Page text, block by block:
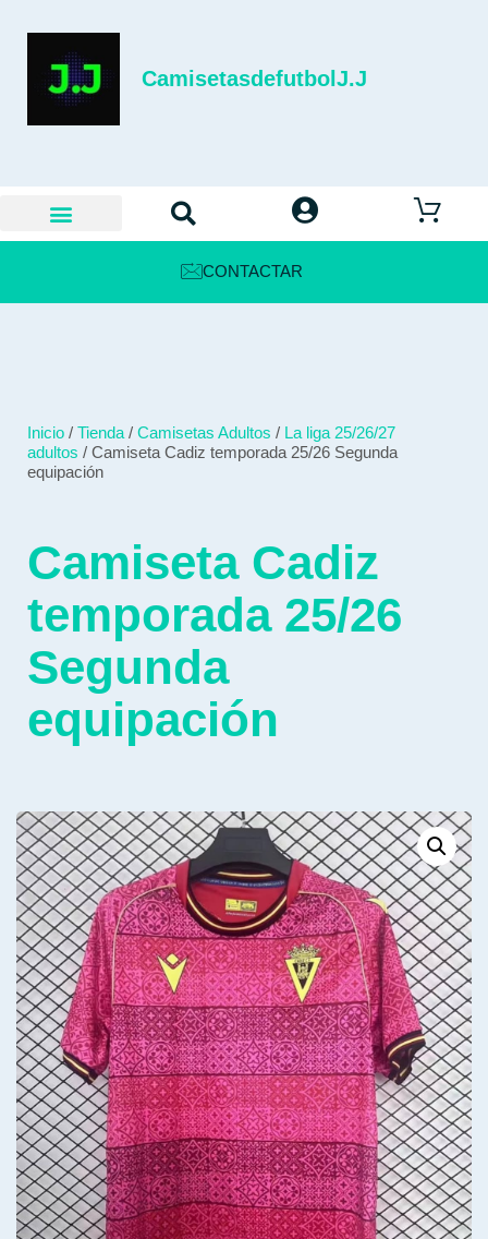
CamisetasdefutbolJ.J
CONTACTAR
Inicio / Tienda / Camisetas Adultos / La liga 25/26/27
adultos / Camiseta Cadiz temporada 25/26 Segunda
equipación
Camiseta Cadiz
temporada 25/26
Segunda
equipación